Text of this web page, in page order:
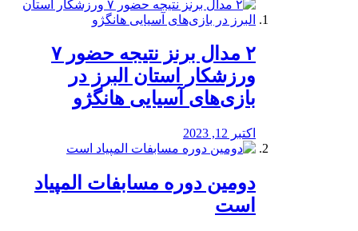
۲ مدال برنز نتیجه حضور ۷
ورزشکار استان البرز در
بازی‌های آسیایی هانگژو
اکتبر 12, 2023
دومین دوره مسابفات المپیاد
است